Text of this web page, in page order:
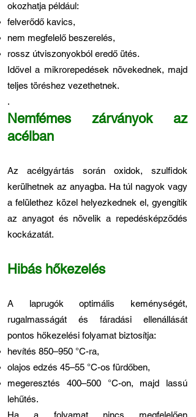
okozhatja például:
felverődő kavics,
nem megfelelő beszerelés,
rossz útviszonyokból eredő ütés.
Idővel a mikrorepedések növekednek, majd
teljes töréshez vezethetnek.
.
Nemfémes zárványok az
acélban
Az acélgyártás során oxidok, szulfidok
kerülhetnek az anyagba. Ha túl nagyok vagy
a felülethez közel helyezkednek el, gyengítik
az anyagot és növelik a repedésképződés
kockázatát.
Hibás hőkezelés
A laprugók optimális keménységét,
rugalmasságát és fáradási ellenállását
pontos hőkezelési folyamat biztosítja:
hevítés 850–950 °C-ra,
olajos edzés 45–55 °C-os fürdőben,
megeresztés 400–500 °C-on, majd lassú
lehűtés.